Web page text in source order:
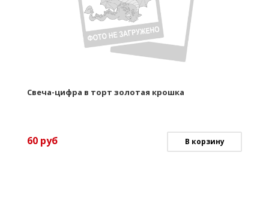
Свеча-цифра в торт золотая крошка
60 руб В корзину